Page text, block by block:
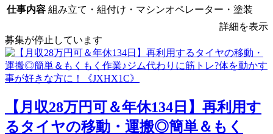
仕事内容 組み立て・組付け・マシンオペレーター・塗装
詳細を表示
募集が停止しています
【月収28万円可＆年休134日】再利用す
るタイヤの移動・運搬◎簡単＆もく